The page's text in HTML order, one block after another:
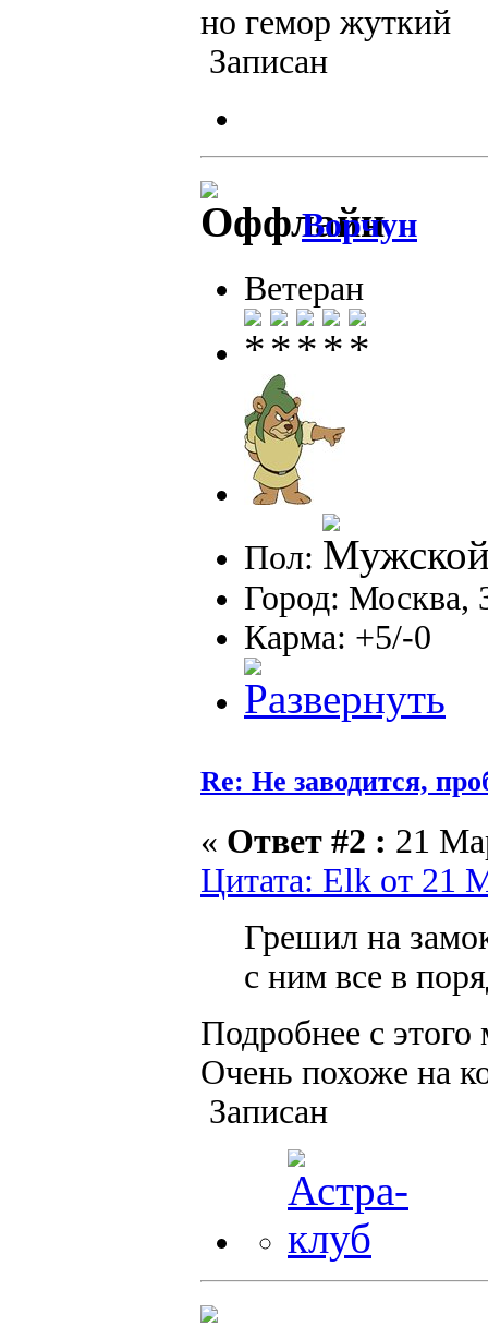
но гемор жуткий
Записан
Ворчун
Ветеран
Пол:
Город: Москва,
Карма: +5/-0
Re: Не заводится,
« Ответ #2 : 21
Цитата: Elk от 21
Грешил на
с ним все в
Подробнее с этого
Очень похоже на
Записан